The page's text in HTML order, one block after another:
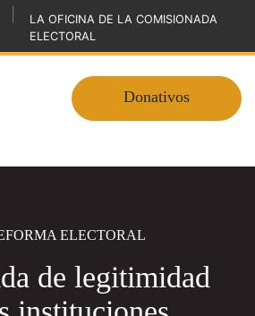
LA OFICINA DE LA COMISIONADA
ELECTORAL
Donativos
ELECTORAL
de legitimidad